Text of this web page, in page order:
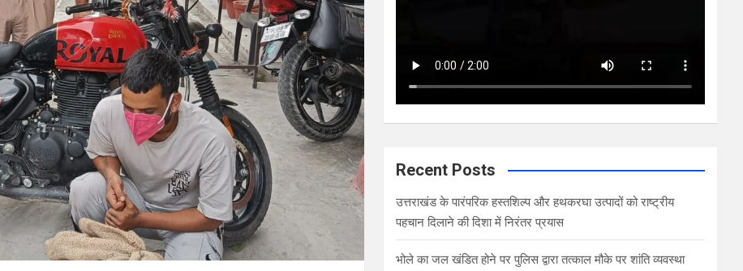
Recent Posts
उत्तराखंड के पारंपरिक हस्तशिल्प और हथकरघा उत्पादों को राष्ट्रीय
पहचान दिलाने की दिशा में निरंतर प्रयास
भोले का जल खंडित होने पर पुलिस द्वारा तत्काल मौके पर शांति व्यवस्था